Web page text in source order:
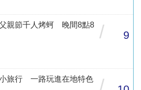
親節千人烤蚵 晚間8點8
/ 9
旅行 一路玩進在地特色